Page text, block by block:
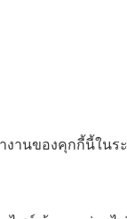
านของคุกกี้นี้ในระ